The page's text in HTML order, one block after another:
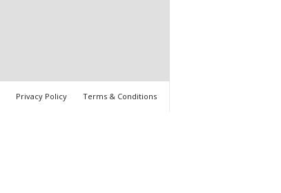
Privacy Policy Terms & Conditions